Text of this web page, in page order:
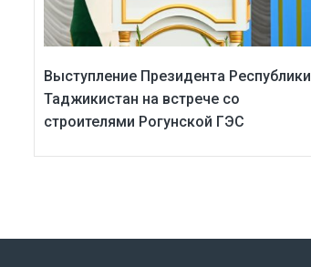
Выступление Президента Республики
Таджикистан на встрече со
строителями Рогунской ГЭС